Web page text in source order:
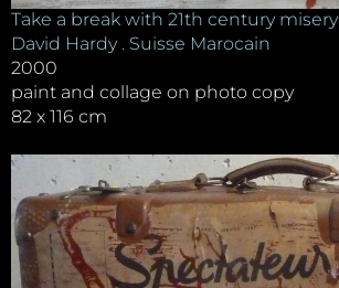
Take a break with 21th century misery
David Hardy . Suisse Marocain
2000
paint and collage on photo copy
82 x 116 cm